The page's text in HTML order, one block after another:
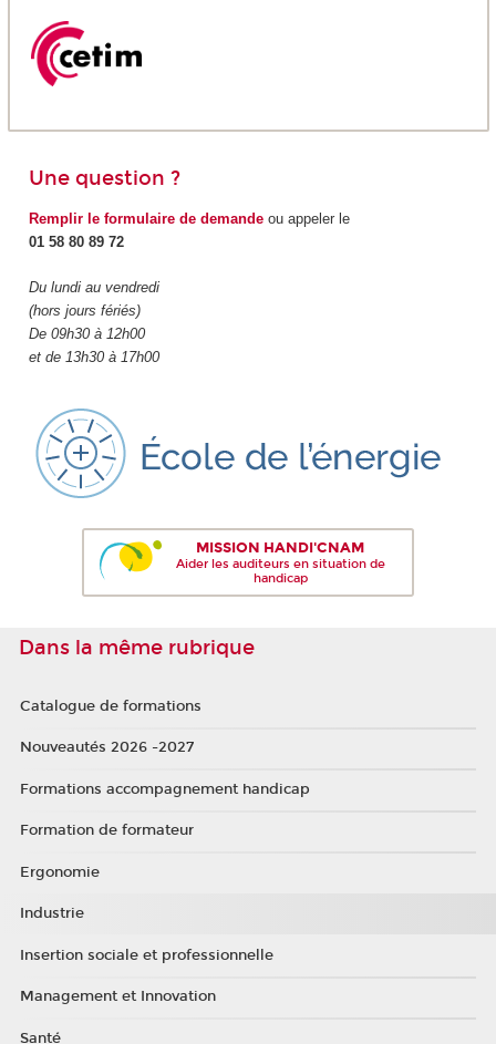
Une question ?
Remplir le formulaire de demandeou appeler le
01 58 80 89 72
Du lundi au vendredi
(hors jours fériés)
De 09h30 à 12h00
et de 13h30 à 17h00
MISSION HANDI'CNAM
Aider les auditeurs en situation de
handicap
Dans la même rubrique
Catalogue de formations
Nouveautés 2026 -2027
Formations accompagnement handicap
Formation de formateur
Ergonomie
Industrie
Insertion sociale et professionnelle
Management et Innovation
Santé